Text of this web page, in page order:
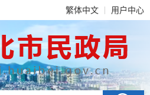
繁体中文 用户中心